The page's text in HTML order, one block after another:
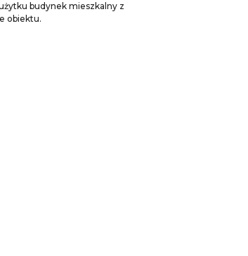
budynek mieszkalny z
obiektu.